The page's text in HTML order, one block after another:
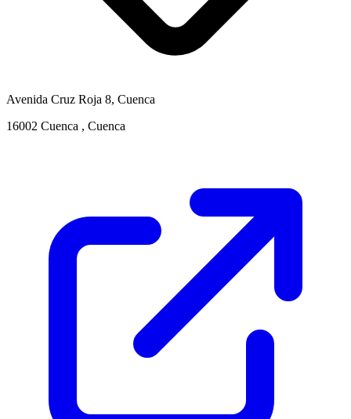
Avenida Cruz Roja 8, Cuenca
16002 Cuenca , Cuenca